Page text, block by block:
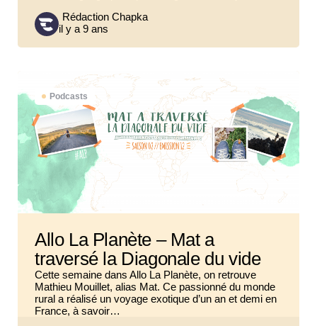
Posted
by
Rédaction Chapka
il y a 9 ans
Podcasts
Allo La Planète – Mat a
traversé la Diagonale du vide
Cette semaine dans Allo La Planète, on retrouve
Mathieu Mouillet, alias Mat. Ce passionné du monde
rural a réalisé un voyage exotique d’un an et demi en
France, à savoir…